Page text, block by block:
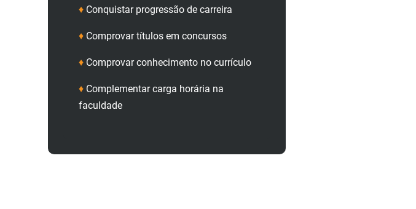
♦ Conquistar progressão de carreira
♦ Comprovar títulos em concursos
♦ Comprovar conhecimento no currículo
♦ Complementar carga horária na
faculdade